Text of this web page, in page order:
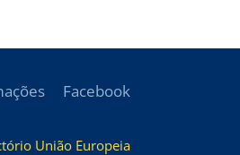
Facebook
União Europeia